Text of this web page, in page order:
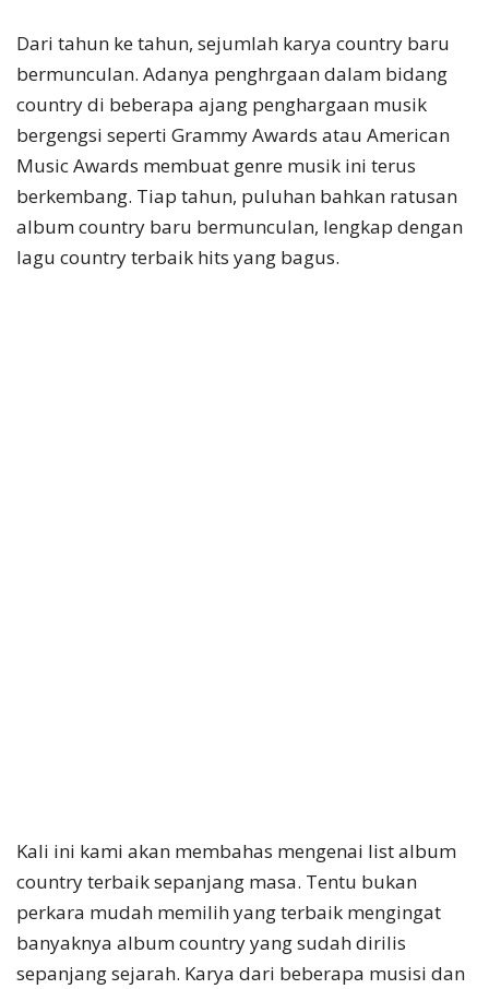
Dari tahun ke tahun, sejumlah karya country baru
bermunculan. Adanya penghrgaan dalam bidang
country di beberapa ajang penghargaan musik
bergengsi seperti Grammy Awards atau American
Music Awards membuat genre musik ini terus
berkembang. Tiap tahun, puluhan bahkan ratusan
album country baru bermunculan, lengkap dengan
lagu country terbaik hits yang bagus.
Kali ini kami akan membahas mengenai list album
country terbaik sepanjang masa. Tentu bukan
perkara mudah memilih yang terbaik mengingat
banyaknya album country yang sudah dirilis
sepanjang sejarah. Karya dari beberapa musisi dan